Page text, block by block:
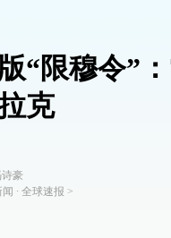
“限穆令”
克
豪
∙ 全球速报 >